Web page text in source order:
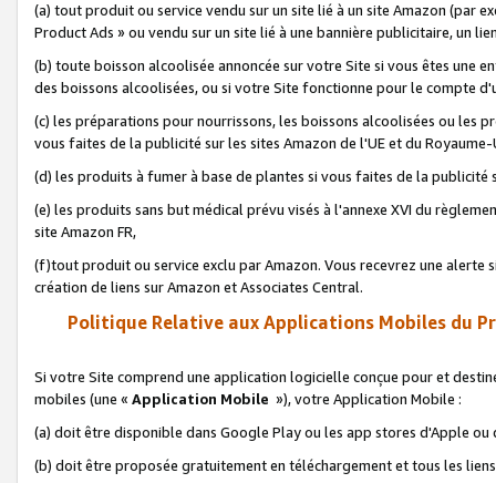
(a) tout produit ou service vendu sur un site lié à un site Amazon (par
Product Ads » ou vendu sur un site lié à une bannière publicitaire, un
(b) toute boisson alcoolisée annoncée sur votre Site si vous êtes une
des boissons alcoolisées, ou si votre Site fonctionne pour le compte
(c) les préparations pour nourrissons, les boissons alcoolisées ou les
vous faites de la publicité sur les sites Amazon de l'UE et du Royaume-
(d) les produits à fumer à base de plantes si vous faites de la publicité
(e) les produits sans but médical prévu visés à l'annexe XVI du
site Amazon FR,
(f)tout produit ou service exclu par Amazon. Vous recevrez une alerte
création de liens sur Amazon et Associates Central.
Politique Relative aux Applications Mobiles du
Si votre Site comprend une application logicielle conçue pour et
mobiles (une « Application Mobile »), votre Application Mobile :
(a) doit être disponible dans Google Play ou les app stores d'Apple ou
(b) doit être proposée gratuitement en téléchargement et tous les